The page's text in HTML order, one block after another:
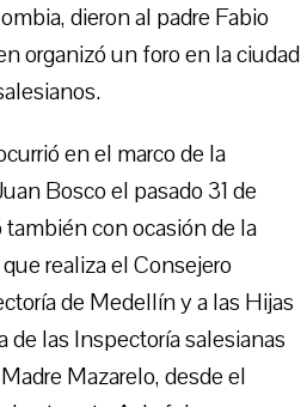
dieron al padre Fabio
organizó un foro en la ciudad
en el marco de la
Bosco el pasado 31 de
también con ocasión de la
realiza el Consejero
de Medellín y a las Hijas
de las Inspectoría salesianas
Mazarelo, desde el